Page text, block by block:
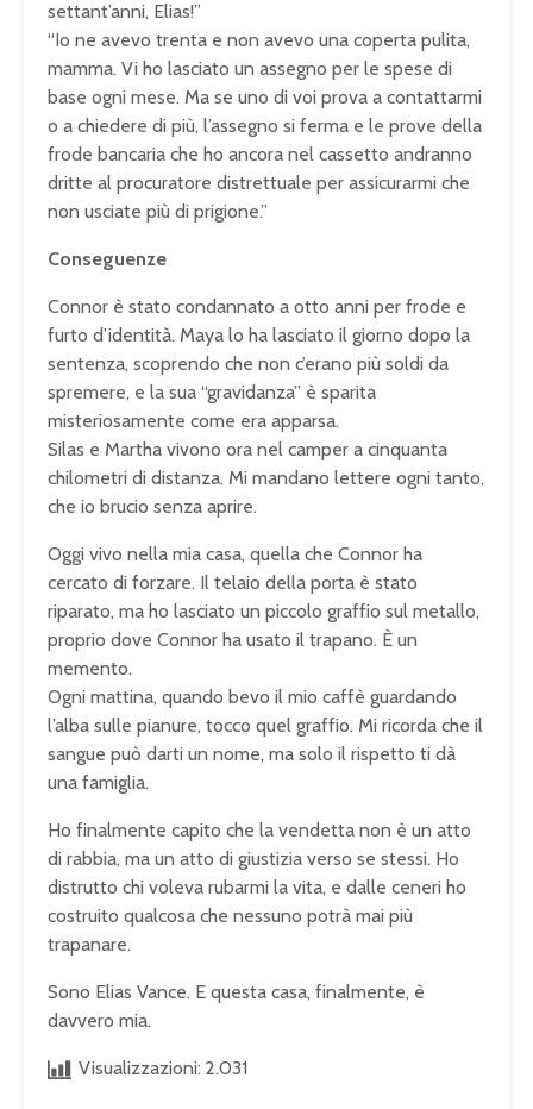
settant’anni, Elias!”
“Io ne avevo trenta e non avevo una coperta pulita,
mamma. Vi ho lasciato un assegno per le spese di
base ogni mese. Ma se uno di voi prova a contattarmi
o a chiedere di più, l’assegno si ferma e le prove della
frode bancaria che ho ancora nel cassetto andranno
dritte al procuratore distrettuale per assicurarmi che
non usciate più di prigione.”
Conseguenze
Connor è stato condannato a otto anni per frode e
furto d’identità. Maya lo ha lasciato il giorno dopo la
sentenza, scoprendo che non c’erano più soldi da
spremere, e la sua “gravidanza” è sparita
misteriosamente come era apparsa.
Silas e Martha vivono ora nel camper a cinquanta
chilometri di distanza. Mi mandano lettere ogni tanto,
che io brucio senza aprire.
Oggi vivo nella mia casa, quella che Connor ha
cercato di forzare. Il telaio della porta è stato
riparato, ma ho lasciato un piccolo graffio sul metallo,
proprio dove Connor ha usato il trapano. È un
memento.
Ogni mattina, quando bevo il mio caffè guardando
l’alba sulle pianure, tocco quel graffio. Mi ricorda che il
sangue può darti un nome, ma solo il rispetto ti dà
una famiglia.
Ho finalmente capito che la vendetta non è un atto
di rabbia, ma un atto di giustizia verso se stessi. Ho
distrutto chi voleva rubarmi la vita, e dalle ceneri ho
costruito qualcosa che nessuno potrà mai più
trapanare.
Sono Elias Vance. E questa casa, finalmente, è
davvero mia.
Visualizzazioni: 2.031